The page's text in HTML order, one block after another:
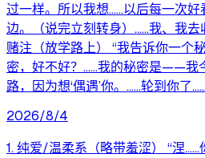
过一样。所以我想……以后每一次
边。（说完立刻转身）……我、我去
赌注（放学路上） “我告诉你一个
密，好不好？……我的秘密是——我
路，因为想‘偶遇’你。……轮到你了
2026/8/4
1. 纯爱/温柔系（略带羞涩） “涅